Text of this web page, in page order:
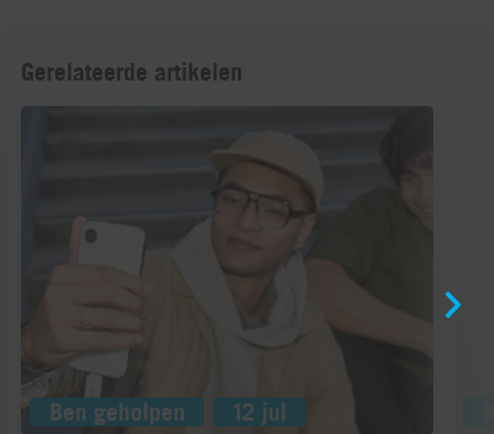
Gerelateerde artikelen
Ben geholpen 12 jul